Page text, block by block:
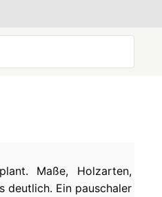
Maße, Holzarten,
deutlich. Ein pauschaler